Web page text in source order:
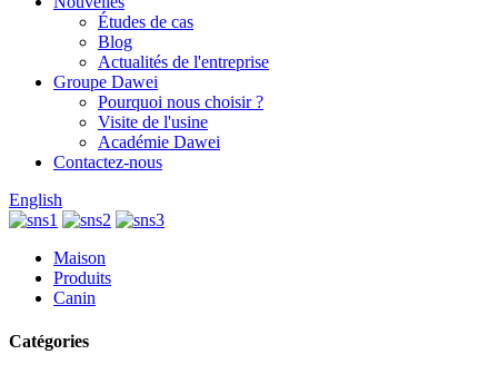
Études de cas
Blog
Actualités de l'entreprise
Groupe Dawei
Pourquoi nous choisir ?
Visite de l'usine
Académie Dawei
Contactez-nous
English
Maison
Produits
Canin
Catégories